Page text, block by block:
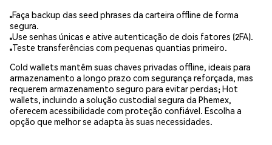
Faça backup das seed phrases da carteira offline de forma
segura.
Use senhas únicas e ative autenticação de dois fatores (2FA).
Teste transferências com pequenas quantias primeiro.
Cold wallets mantêm suas chaves privadas offline, ideais para
armazenamento a longo prazo com segurança reforçada, mas
requerem armazenamento seguro para evitar perdas; Hot
wallets, incluindo a solução custodial segura da Phemex,
oferecem acessibilidade com proteção confiável. Escolha a
opção que melhor se adapta às suas necessidades.